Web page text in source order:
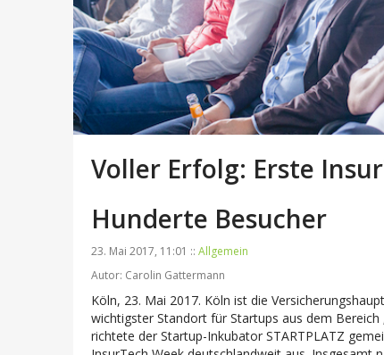
Voller Erfolg: Erste
Hunderte Besucher
23. Mai 2017, 11:01 :: Allgemein
Autor: Carolin Gattermann
Köln, 23. Mai 2017. Köln ist die
wichtigster Standort für Startups aus dem
richtete der Startup-Inkubator STARTPLATZ